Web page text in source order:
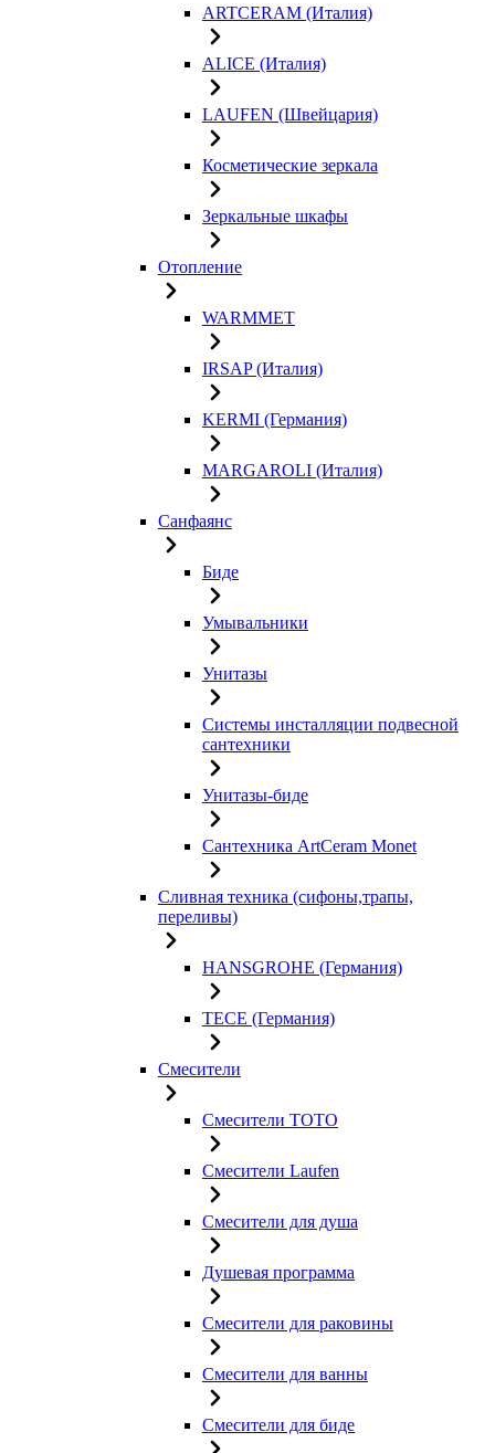
ARTCERAM (Италия)
ALICE (Италия)
LAUFEN (Швейцария)
Косметические зеркала
Зеркальные шкафы
Отопление
WARMMET
IRSAP (Италия)
KERMI (Германия)
MARGAROLI (Италия)
Санфаянс
Биде
Умывальники
Унитазы
Системы инсталляции подвесной
сантехники
Унитазы-биде
Сантехника ArtCeram Monet
Сливная техника (сифоны,трапы,
переливы)
HANSGROHE (Германия)
TECE (Германия)
Смесители
Смесители TOTO
Смесители Laufen
Смесители для душа
Душевая программа
Смесители для раковины
Смесители для ванны
Смесители для биде